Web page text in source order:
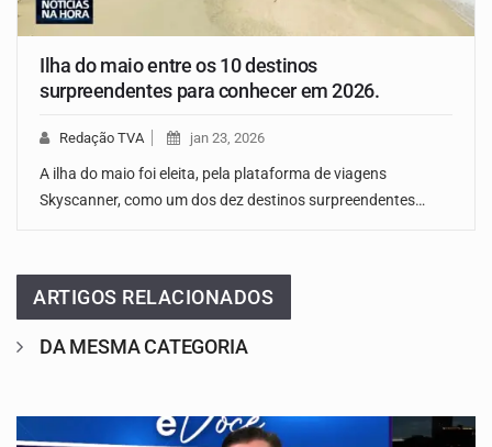
Ilha do maio entre os 10 destinos
surpreendentes para conhecer em 2026.
Redação TVA jan 23, 2026
A ilha do maio foi eleita, pela plataforma de viagens
Skyscanner, como um dos dez destinos surpreendentes…
ARTIGOS RELACIONADOS
DA MESMA CATEGORIA